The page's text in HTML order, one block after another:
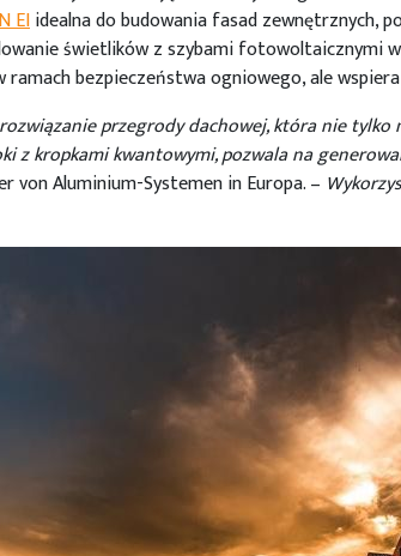
EIidealna do budowania fasad zewnętrznych,
świetlików z szybami fotowoltaicznymi
ramach bezpieczeństwa ogniowego, ale
przegrody dachowej, która nie
z kropkami kwantowymi, pozwala na
Aluminium-Systemen in Europa. –